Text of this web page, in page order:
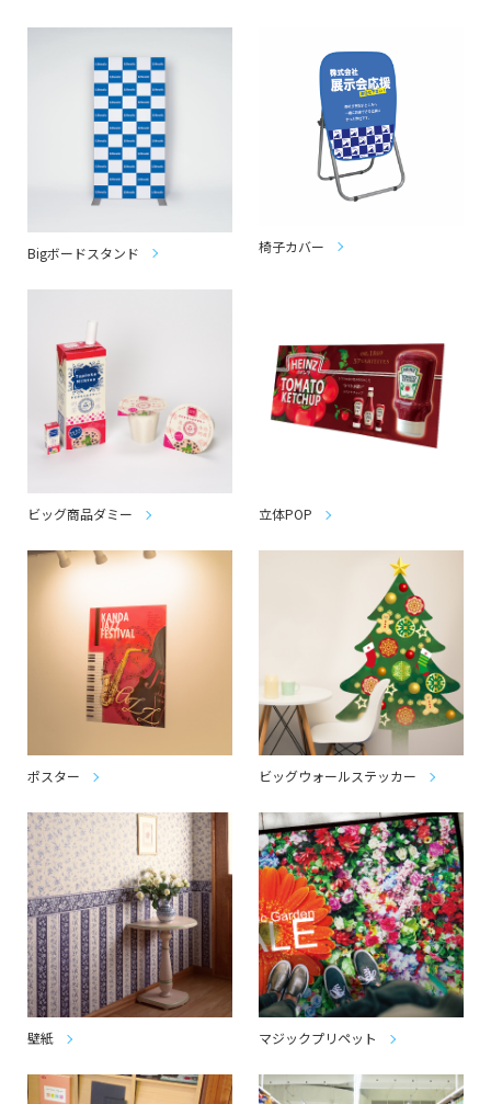
Bigボードスタンド 椅子カバー
ビッグ商品ダミー 立体POP
ポスター ビッグウォールステッカー
壁紙 マジックプリペット